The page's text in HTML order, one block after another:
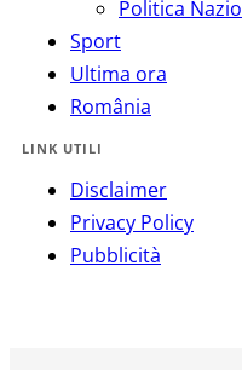
Politica
Sport
Ultima ora
România
LINK UTILI
Disclaimer
Privacy Policy
Pubblicità